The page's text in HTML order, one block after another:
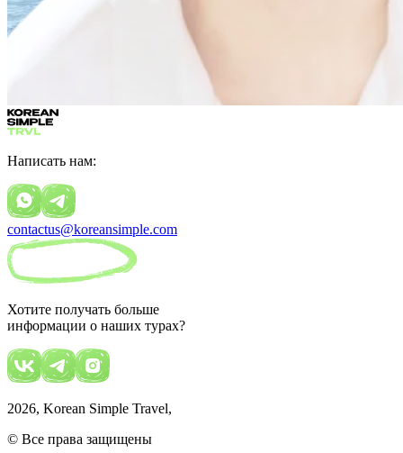
Написать нам:
contactus@koreansimple.com
Хотите получать больше
информации о наших турах?
2026, Korean Simple Travel,
© Все права защищены